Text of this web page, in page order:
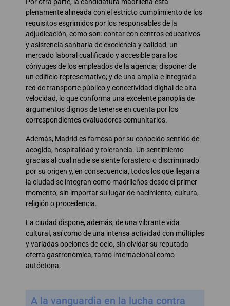
plenamente alineada con el estricto cumplimiento de los
requisitos esgrimidos por los responsables de la
adjudicación, como son: contar con centros educativos
y asistencia sanitaria de excelencia y calidad; un
mercado laboral cualificado y accesible para los
cónyuges de los empleados de la agencia; disponer de
un edificio representativo; y de una amplia e integrada
red de transporte público y conectividad digital de alta
velocidad, lo que conforma una excelente panoplia de
argumentos dignos de tenerse en cuenta por los
correspondientes evaluadores comunitarios.
Además, Madrid es famosa por su conocido sentido de
acogida, hospitalidad y tolerancia. Un sentimiento
gracias al cual nadie se siente forastero o discriminado
por su origen y, en consecuencia, todos los que llegan a
la ciudad se integran como madrileños desde el primer
momento, sin importar su lugar de nacimiento, cultura,
religión o procedencia.
La ciudad dispone, además, de una vibrante vida
cultural, así como de una intensa actividad con múltiples
y variadas opciones de ocio, sin olvidar su reputada
oferta gastronómica, tanto internacional como
autóctona.
A la vanguardia en la lucha contra